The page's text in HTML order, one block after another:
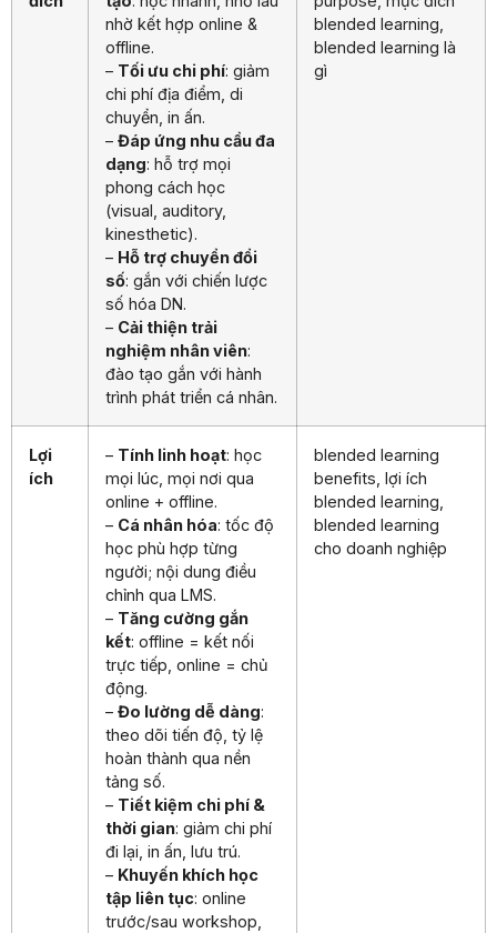
nhờ kết hợp online &
offline.
– Tối ưu chi phí: giảm
chi phí địa điểm, di
chuyển, in ấn.
– Đáp ứng nhu cầu đa
dạng: hỗ trợ mọi
phong cách học
(visual, auditory,
kinesthetic).
– Hỗ trợ chuyển đổi
số: gắn với chiến lược
số hóa DN.
– Cải thiện trải
nghiệm nhân viên:
đào tạo gắn với hành
trình phát triển cá nhân.
blended learning,
blended learning là
gì
Lợi
ích
– Tính linh hoạt: học
mọi lúc, mọi nơi qua
online + offline.
– Cá nhân hóa: tốc độ
học phù hợp từng
người; nội dung điều
chỉnh qua LMS.
– Tăng cường gắn
kết: offline = kết nối
trực tiếp, online = chủ
động.
– Đo lường dễ dàng:
theo dõi tiến độ, tỷ lệ
hoàn thành qua nền
tảng số.
– Tiết kiệm chi phí &
thời gian: giảm chi phí
đi lại, in ấn, lưu trú.
– Khuyến khích học
tập liên tục: online
trước/sau workshop,
blended learning
benefits, lợi ích
blended learning,
blended learning
cho doanh nghiệp